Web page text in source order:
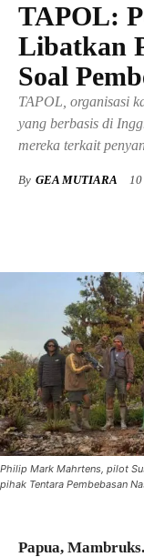
TAPOL:
Libatkan
Soal
TAPOL, organisasi
yang berbasis di
mereka terkait
By GEA MUTIARA
Philip Mark Mahrtens, pilot
pihak Tentara Pembebasan
Papua,